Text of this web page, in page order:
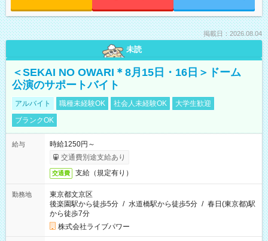
掲載日：2026.08.04
未読
＜SEKAI NO OWARI＊8月15日・16日＞ドーム
公演のサポートバイト
アルバイト 職種未経験OK 社会人未経験OK
大学生歓迎
ブランクOK
給与
時給1250円～
交通費別途支給あり
交通費 支給（規定有り）
勤務地
東京都文京区
後楽園駅から徒歩5分 / 水道橋駅から徒歩5分 / 春日(東京都)駅
から徒歩7分
株式会社ライブパワー